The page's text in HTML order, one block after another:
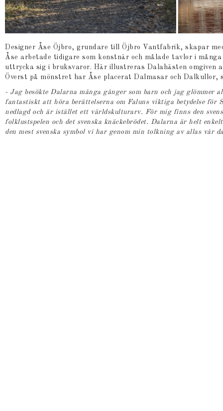
Designer Åse Öjbro, grundare till Öjbro Vantfabrik, skapar
Åse arbetade tidigare som konstnär och målade tavlor i
uttrycka sig i bruksvaror. Här illustreras Dalahästen omgiven
Överst på mönstret har Åse placerat Dalmasar och Dalkullor,
- Jag besökte Dalarna många gånger som barn och jag glömmer
fantastiskt att höra berättelserna om Faluns viktiga betydelse för
nedlagd och är istället ett världskulturarv. För mig finns den
folklustspelen och det svenska knäckebrödet. Dalarna är helt
den mest svenska symbol vi har genom min tolkning av allas vår